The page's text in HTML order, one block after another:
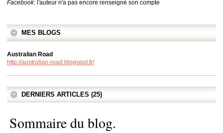
Facebook: l'auteur n'a pas encore renseigné son compte
MES BLOGS
Australian Road
http://australian-road.blogspot.fr/
DERNIERS ARTICLES (25)
Sommaire du blog.